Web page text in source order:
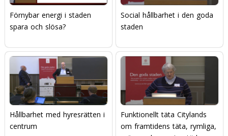
Förnybar energi i staden 
spara och slösa?
Social hållbarhet i den goda
staden
Hållbarhet med hyresrätten i
centrum
Funktionellt täta Citylands 
om framtidens täta, rymliga,